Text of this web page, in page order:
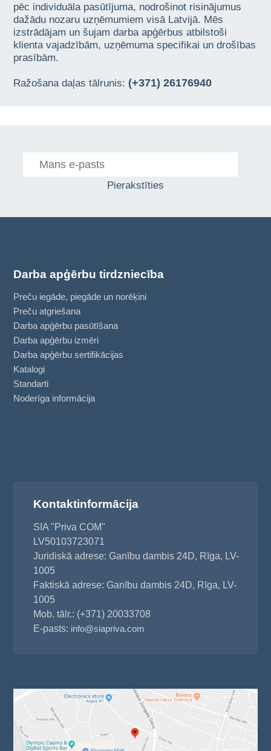
pēc individuāla pasūtījuma, nodrošinot risinājumus
dažādu nozaru uzņēmumiem visā Latvijā. Mēs
izstrādājam un šujam darba apģērbus atbilstoši
klienta vajadzībām, uzņēmuma specifikai un drošības
prasībām.
Ražošana daļas tālrunis: (+371) 26176940
Pierakstīties
Darba apģērbu tirdzniecība
Preču iegāde, piegāde un norēķini
Preču atgriešana
Darba apģērbu pasūtīšana
Darba apģērbu izmēri
Darba apģērbu sertifikācijas
Katalogi
Standarti
Noderīga informācija
Kontaktinformācija
SIA "Priva COM"
LV50103723071
Juridiskā adrese: Ganību dambis 24D, Rīga, LV-
1005
Faktiskā adrese: Ganību dambis 24D, Rīga, LV-
1005
Mob. tālr.: (+371) 20033708
E-pasts: info@siapriva.com